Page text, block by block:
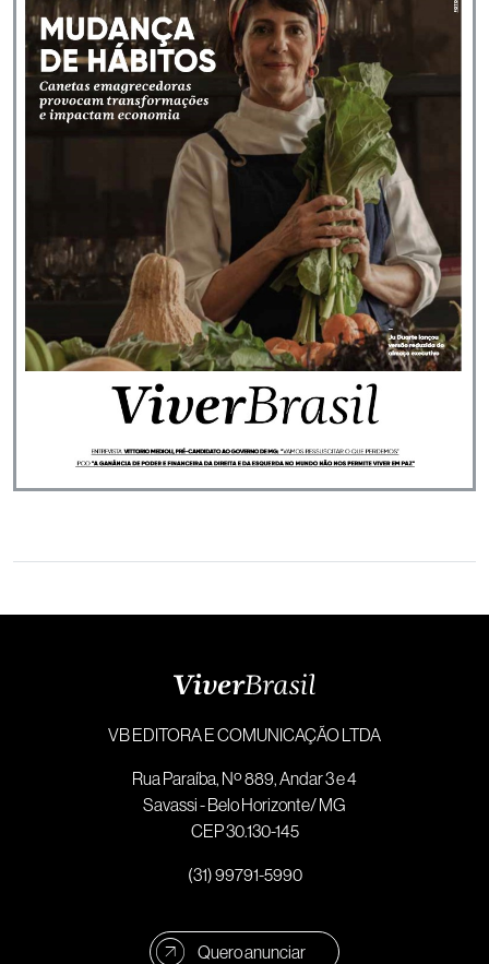
VB EDITORA E COMUNICAÇÃO LTDA
Rua Paraíba, Nº 889, Andar 3 e 4
Savassi - Belo Horizonte/ MG
CEP 30.130-145
(31) 99791-5990
Quero anunciar